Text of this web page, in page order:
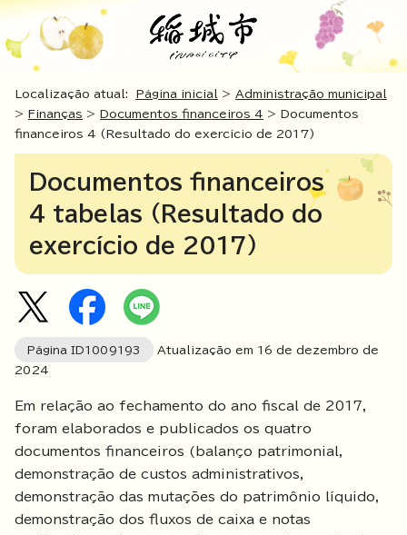
Localização atual: Página inicial > Administração municipal
> Finanças > Documentos financeiros 4 > Documentos
financeiros 4 (Resultado do exercício de 2017)
Documentos financeiros
4 tabelas (Resultado do
exercício de 2017)
Página ID1009193 Atualização em 16 de dezembro de
2024
Em relação ao fechamento do ano fiscal de 2017,
foram elaborados e publicados os quatro
documentos financeiros (balanço patrimonial,
demonstração de custos administrativos,
demonstração das mutações do patrimônio líquido,
demonstração dos fluxos de caixa e notas